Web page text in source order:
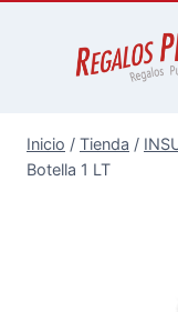
Inicio / Tienda /
Botella 1 LT